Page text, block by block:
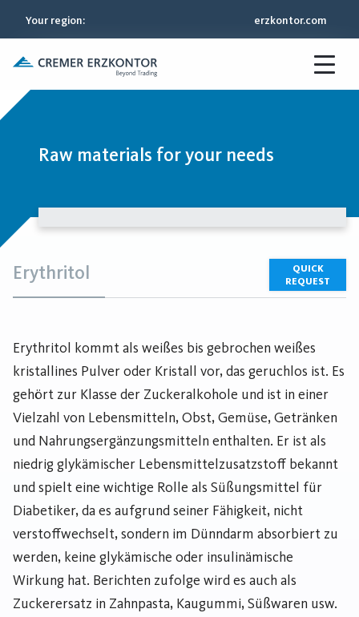
Your region: erzkontor.com
Raw materials for your needs
QUICK
REQUEST
Erythritol
Erythritol kommt als weißes bis gebrochen weißes
kristallines Pulver oder Kristall vor, das geruchlos ist. Es
gehört zur Klasse der Zuckeralkohole und ist in einer
Vielzahl von Lebensmitteln, Obst, Gemüse, Getränken
und Nahrungsergänzungsmitteln enthalten. Er ist als
niedrig glykämischer Lebensmittelzusatzstoff bekannt
und spielt eine wichtige Rolle als Süßungsmittel für
Diabetiker, da es aufgrund seiner Fähigkeit, nicht
verstoffwechselt, sondern im Dünndarm absorbiert zu
werden, keine glykämische oder insulinämische
Wirkung hat. Berichten zufolge wird es auch als
Zuckerersatz in Zahnpasta, Kaugummi, Süßwaren usw.